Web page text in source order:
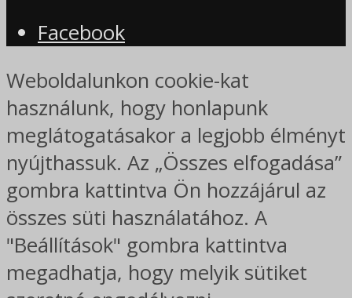
Facebook
Weboldalunkon cookie-kat
használunk, hogy honlapunk
meglátogatásakor a legjobb élményt
nyújthassuk. Az „Összes elfogadása”
gombra kattintva Ön hozzájárul az
összes süti használatához. A
"Beállítások" gombra kattintva
megadhatja, hogy melyik sütiket